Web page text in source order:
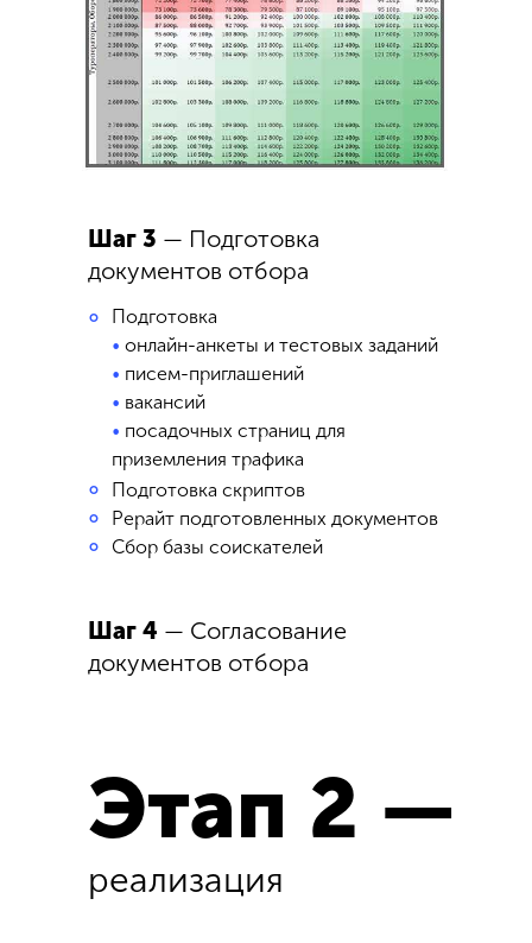
Шаг 3 — Подготовка
документов отбора
Подготовка
°
°
°
• онлайн-анкеты и тестовых заданий
• писем-приглашений
• вакансий
• посадочных страниц для
приземления трафика
Подготовка скриптов
Рерайт подготовленных документов
Сбор базы соискателей
Шаг 4 — Согласование
документов отбора
Этап 2 —
реализация
°